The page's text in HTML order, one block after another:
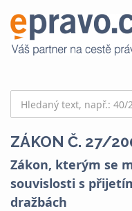
ZÁKON Č. 27/
Zákon, kterým se
souvislosti s
dražbách